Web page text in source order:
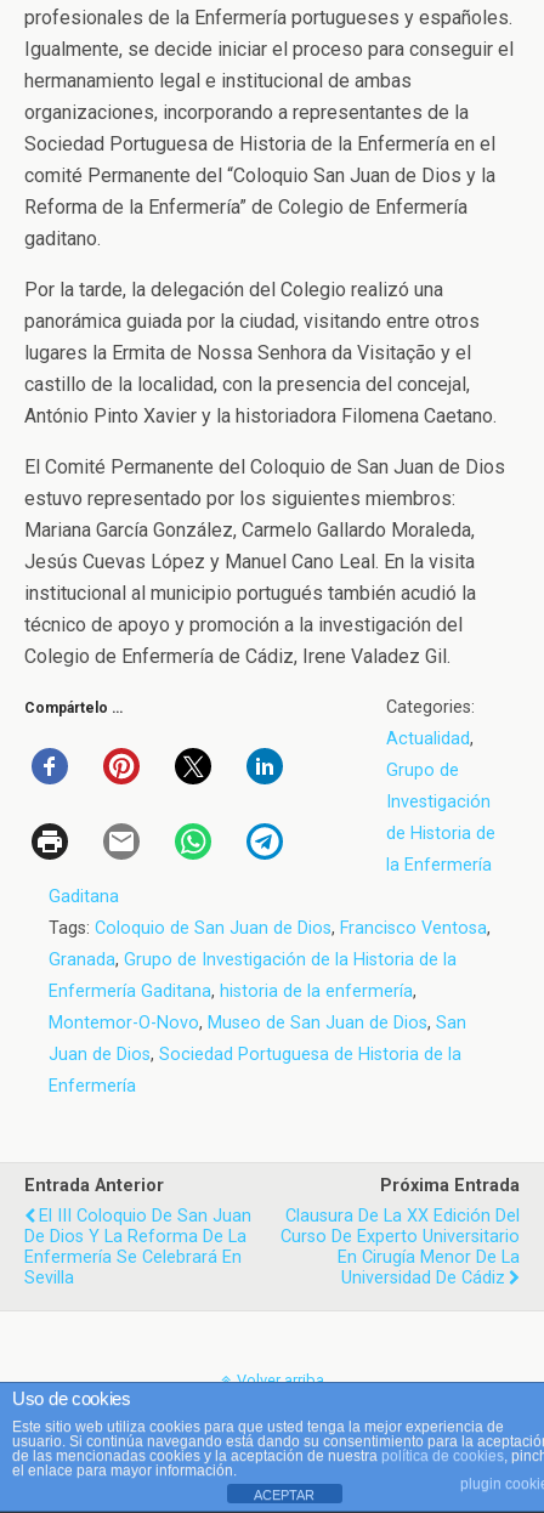
profesionales de la Enfermería portugueses y españoles.
Igualmente, se decide iniciar el proceso para conseguir el
hermanamiento legal e institucional de ambas
organizaciones, incorporando a representantes de la
Sociedad Portuguesa de Historia de la Enfermería en el
comité Permanente del “Coloquio San Juan de Dios y la
Reforma de la Enfermería” de Colegio de Enfermería
gaditano.
Por la tarde, la delegación del Colegio realizó una
panorámica guiada por la ciudad, visitando entre otros
lugares la Ermita de Nossa Senhora da Visitação y el
castillo de la localidad, con la presencia del concejal,
António Pinto Xavier y la historiadora Filomena Caetano.
El Comité Permanente del Coloquio de San Juan de Dios
estuvo representado por los siguientes miembros:
Mariana García González, Carmelo Gallardo Moraleda,
Jesús Cuevas López y Manuel Cano Leal. En la visita
institucional al municipio portugués también acudió la
técnico de apoyo y promoción a la investigación del
Colegio de Enfermería de Cádiz, Irene Valadez Gil.
Compártelo …
Categories:
Actualidad,
Grupo de
Investigación
de Historia de
la Enfermería
Gaditana
Tags: Coloquio de San Juan de Dios, Francisco Ventosa,
Granada, Grupo de Investigación de la Historia de la
Enfermería Gaditana, historia de la enfermería,
Montemor-O-Novo, Museo de San Juan de Dios, San
Juan de Dios, Sociedad Portuguesa de Historia de la
Enfermería
Entrada Anterior
El III Coloquio De San Juan
De Dios Y La Reforma De La
Enfermería Se Celebrará En
Sevilla
Próxima Entrada
Clausura De La XX Edición Del
Curso De Experto Universitario
En Cirugía Menor De La
Universidad De Cádiz
Volver arriba
Móvil Escritorio
Uso de cookies
Este sitio web utiliza cookies para que usted tenga la mejor experiencia de
usuario. Si continúa navegando está dando su consentimiento para la
de las mencionadas cookies y la aceptación de nuestra política de cookies,
el enlace para mayor información.
plugin
ACEPTAR